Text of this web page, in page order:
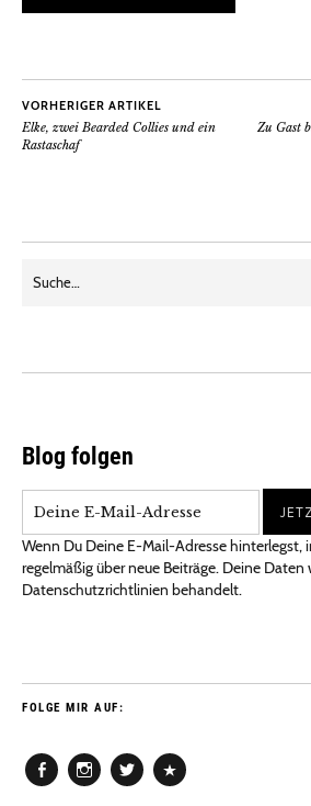
VORHERIGER ARTIKEL
Elke, zwei Bearded Collies und ein
Rastaschaf
Zu Gast
Blog folgen
Wenn Du Deine E-Mail-Adresse hinterlegst,
regelmäßig über neue Beiträge. Deine
Datenschutzrichtlinien behandelt.
FOLGE MIR AUF: